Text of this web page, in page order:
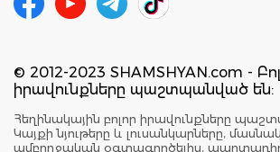
© 2012-2023 SHAMSHYAN.com -
իրավունքները պաշտպանված են:
Հեղինակային բոլոր իրավունքները
Կայքի նյութերը և լուսանկարները,
ամբողջական օգտագործելիս,